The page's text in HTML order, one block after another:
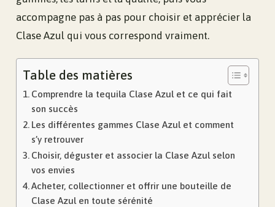
accompagne pas à pas pour choisir et apprécier la
Clase Azul qui vous correspond vraiment.
Table des matières
Comprendre la tequila Clase Azul et ce qui fait
son succès
Les différentes gammes Clase Azul et comment
s’y retrouver
Choisir, déguster et associer la Clase Azul selon
vos envies
Acheter, collectionner et offrir une bouteille de
Clase Azul en toute sérénité